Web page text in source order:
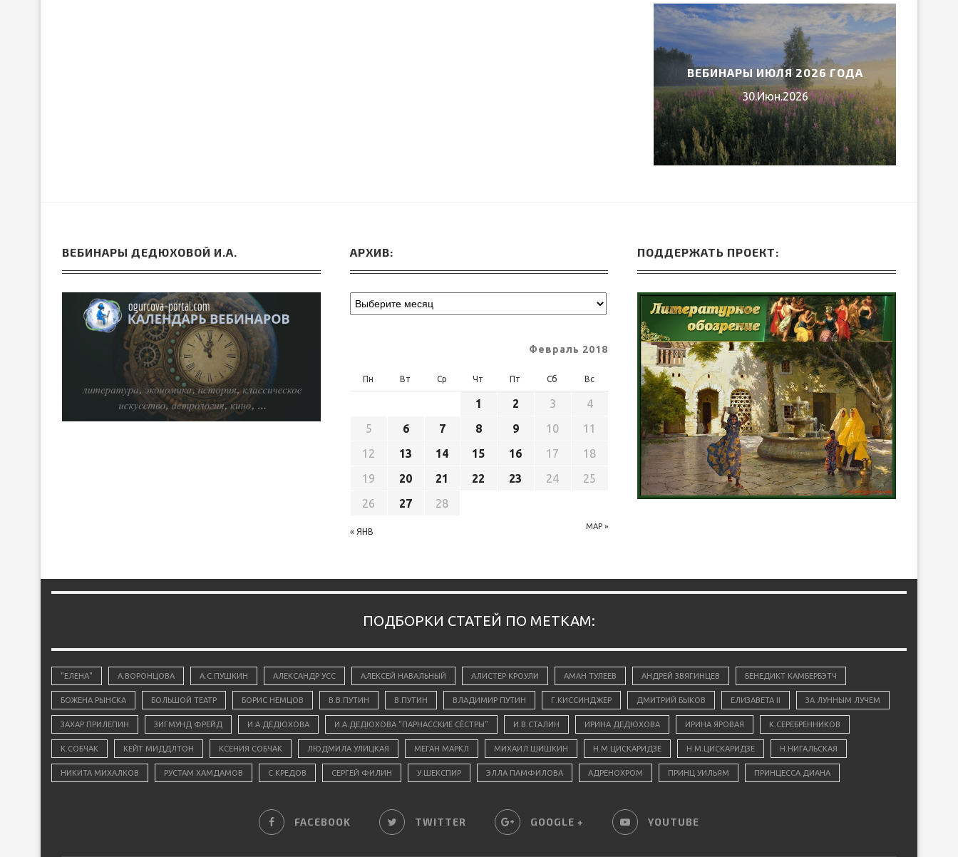
ВЕБИНАРЫ ИЮЛЯ 2026 ГОДА
30.Июн.2026
ВЕБИНАРЫ ДЕДЮХОВОЙ И.А. АРХИВ:
Февраль 2018
Пн Вт Ср Чт Пт Сб Вс
« ЯНВ
МАР »
1 2 3
4
5
6 7 8 9 10
11
12
13 14 15 16 17
18
19
20 21 22 23 24
25
26
27 28
ПОДДЕРЖАТЬ ПРОЕКТ:
ПОДБОРКИ СТАТЕЙ ПО МЕТКАМ:
"ЕЛЕНА" А.ВОРОНЦОВА А.С.ПУШКИН АЛЕКСАНДР УСС АЛЕКСЕЙ НАВАЛЬНЫЙ АЛИСТЕР КРОУЛИ АМАН ТУЛЕЕВ АНДРЕЙ ЗВЯГИНЦЕВ БЕНЕДИКТ КАМБЕРБЭТЧ
БОЖЕНА РЫНСКА БОЛЬШОЙ ТЕАТР БОРИС НЕМЦОВ В.В.ПУТИН В.ПУТИН ВЛАДИМИР ПУТИН Г.КИССИНДЖЕР ДМИТРИЙ БЫКОВ ЕЛИЗАВЕТА II ЗА ЛУННЫМ ЛУЧЕМ
ЗАХАР ПРИЛЕПИН ЗИГМУНД ФРЕЙД И.А.ДЕДЮХОВА И.А.ДЕДЮХОВА "ПАРНАССКИЕ СЁСТРЫ" И.В.СТАЛИН ИРИНА ДЕДЮХОВА ИРИНА ЯРОВАЯ К.СЕРЕБРЕННИКОВ
К.СОБЧАК КЕЙТ МИДДЛТОН КСЕНИЯ СОБЧАК ЛЮДМИЛА УЛИЦКАЯ МЕГАН МАРКЛ МИХАИЛ ШИШКИН Н.М.ЦИСКАРИДЗЕ Н.М.ЦИСКАРИДЗЕ Н.НИГАЛЬСКАЯ
НИКИТА МИХАЛКОВ РУСТАМ ХАМДАМОВ С.КРЕДОВ СЕРГЕЙ ФИЛИН У.ШЕКСПИР ЭЛЛА ПАМФИЛОВА АДРЕНОХРОМ ПРИНЦ УИЛЬЯМ ПРИНЦЕССА ДИАНА
FACEBOOK TWITTER GOOGLE + YOUTUBE